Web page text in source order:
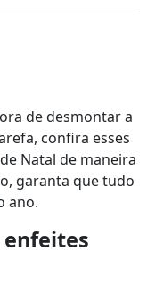
de desmontar a
confira esses
Natal de maneira
garanta que tudo
ano.
enfeites